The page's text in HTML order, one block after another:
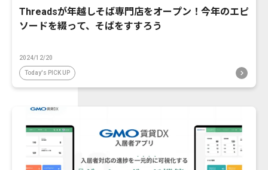
Threadsが年越しそば専門店をオープン！今年のエピ
ソードを綴って、そばをすすろう
2024/12/20
Today's PICK UP